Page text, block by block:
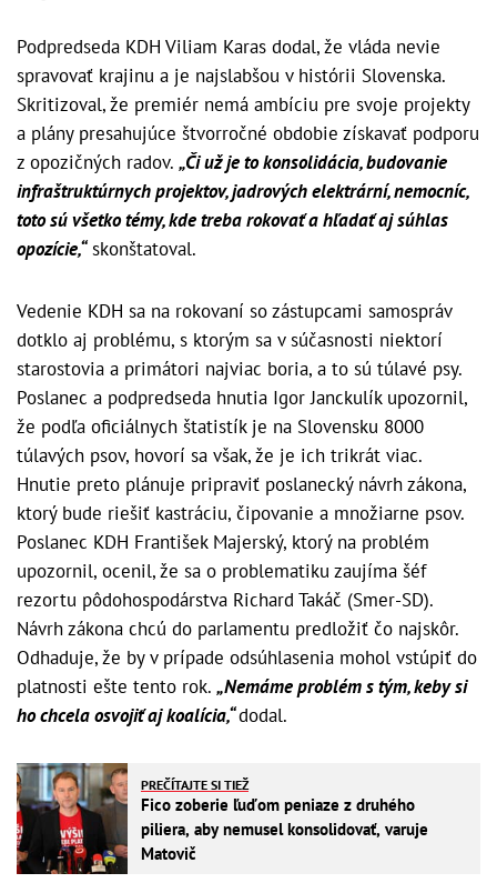
Podpredseda KDH Viliam Karas dodal, že vláda nevie
spravovať krajinu a je najslabšou v histórii Slovenska.
Skritizoval, že premiér nemá ambíciu pre svoje projekty
a plány presahujúce štvorročné obdobie získavať podporu
z opozičných radov. „Či už je to konsolidácia, budovanie
infraštruktúrnych projektov, jadrových elektrární, nemocníc,
toto sú všetko témy, kde treba rokovať a hľadať aj súhlas
opozície,“skonštatoval.
Vedenie KDH sa na rokovaní so zástupcami samospráv
dotklo aj problému, s ktorým sa v súčasnosti niektorí
starostovia a primátori najviac boria, a to sú túlavé psy.
Poslanec a podpredseda hnutia Igor Janckulík upozornil,
že podľa oficiálnych štatistík je na Slovensku 8000
túlavých psov, hovorí sa však, že je ich trikrát viac.
Hnutie preto plánuje pripraviť poslanecký návrh zákona,
ktorý bude riešiť kastráciu, čipovanie a množiarne psov.
Poslanec KDH František Majerský, ktorý na problém
upozornil, ocenil, že sa o problematiku zaujíma šéf
rezortu pôdohospodárstva Richard Takáč (Smer-SD).
Návrh zákona chcú do parlamentu predložiť čo najskôr.
Odhaduje, že by v prípade odsúhlasenia mohol vstúpiť do
platnosti ešte tento rok. „Nemáme problém s tým, keby si
ho chcela osvojiť aj koalícia,“dodal.
PREČÍTAJTE SI TIEŽ
Fico zoberie ľuďom peniaze z druhého
piliera, aby nemusel konsolidovať, varuje
Matovič